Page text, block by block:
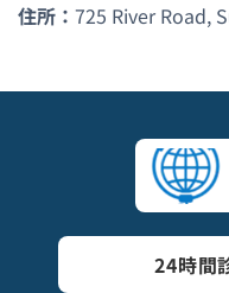
住所： 725 River Road,
24時間